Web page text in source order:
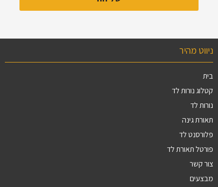
ניווט מהיר
בית
קטלוג נורות לד
נורות לד
תאורת גינה
פלורסנט לד
פורטל תאורת לד
צור קשר
מבצעים